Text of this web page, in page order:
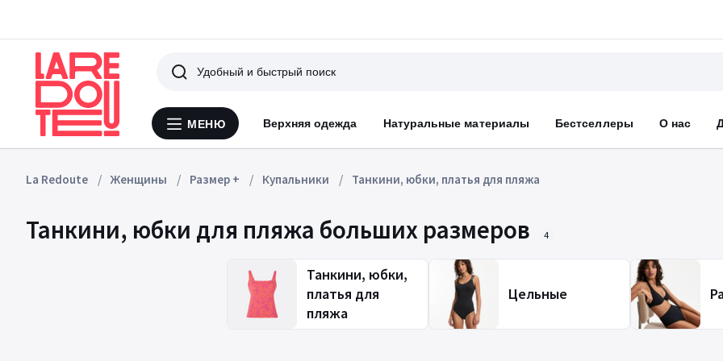
Меню
МЕНЮ Верхняя одежда Натуральные материалы Бестселлеры О нас
Поиск
La Redoute Женщины Размер + Купальники Танкини, юбки, платья для пляжа
Танкини, юбки для пляжа больших размеров 4
Танкини, юбки,
платья для
пляжа
Цельные